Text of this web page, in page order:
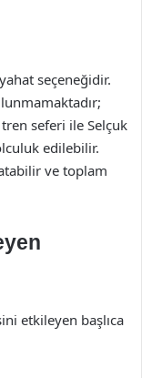
seçeneğidir.
seferi ile Selçuk
edilebilir.
ve toplam
etkileyen başlıca